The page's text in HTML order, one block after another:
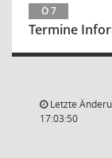
Ö 7
Termine
Letzte
17:03:50